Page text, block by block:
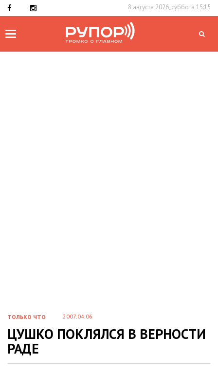
8 августа 2026, суббота 15:15
Toggle
ТОЛЬКО ЧТО 2007.04.06
ЦУШКО ПОКЛЯЛСЯ В ВЕРНОСТИ
РАДЕ